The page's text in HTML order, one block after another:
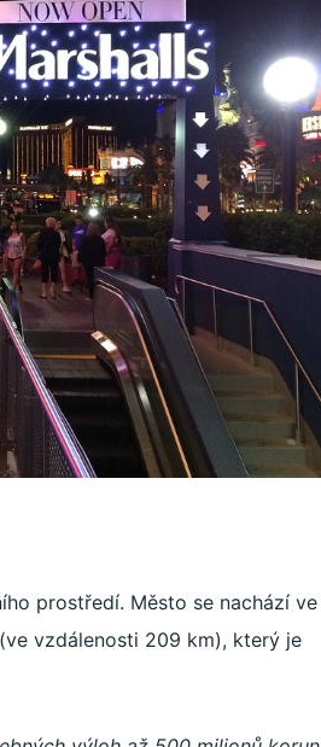
prostředí. Město se nachází ve
vzdálenosti 209 km), který je